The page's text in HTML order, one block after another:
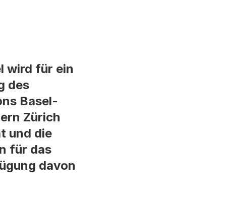
wird für ein
des
Basel-
Zürich
und die
für das
davon